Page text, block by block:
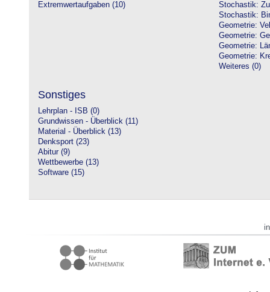
Extremwertaufgaben (10)
Stochastik:
Stochastik:
Geometrie:
Geometrie:
Geometrie:
Geometrie:
Weiteres (0)
Sonstiges
Lehrplan - ISB (0)
Grundwissen - Überblick (11)
Material - Überblick (13)
Denksport (23)
Abitur (9)
Wettbewerbe (13)
Software (15)